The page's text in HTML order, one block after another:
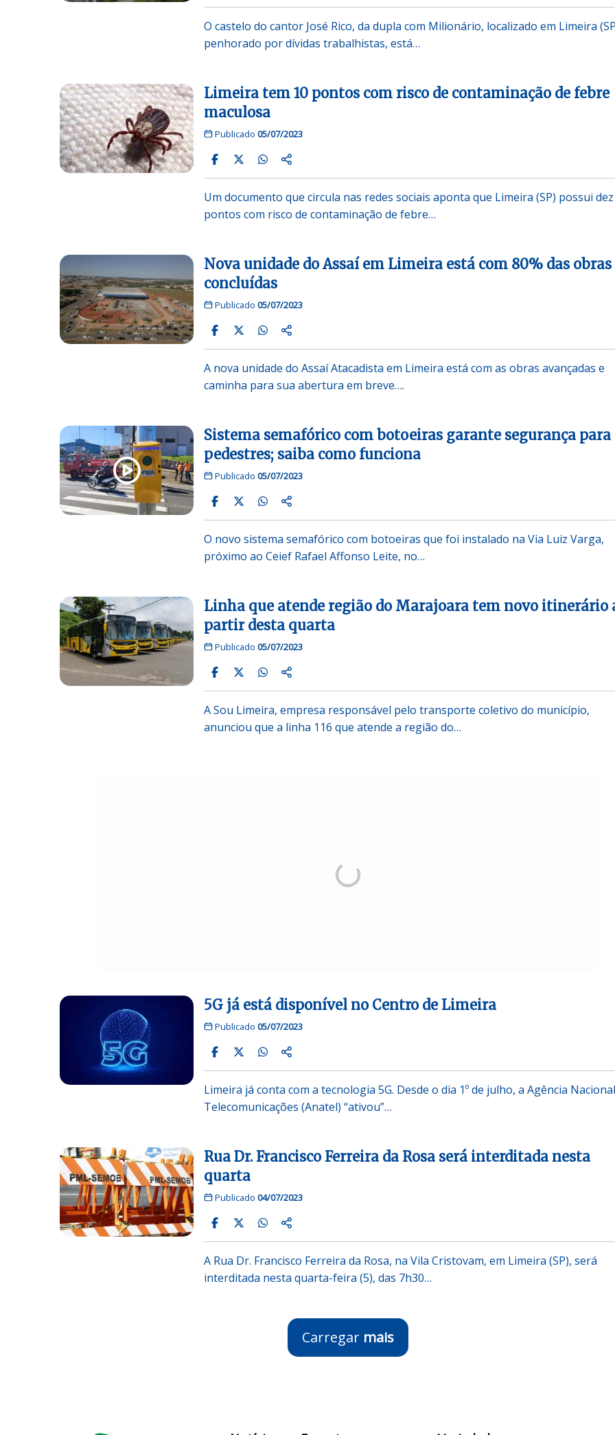
O castelo do cantor José Rico, da dupla com Milionário, localizado em Limeira
penhorado por dívidas trabalhistas, está…
Limeira tem 10 pontos com risco de contaminação de febre
maculosa
Publicado 05/07/2023
Um documento que circula nas redes sociais aponta que Limeira (SP) possui dez
pontos com risco de contaminação de febre…
Nova unidade do Assaí em Limeira está com 80% das obras
concluídas
Publicado 05/07/2023
A nova unidade do Assaí Atacadista em Limeira está com as obras avançadas e
caminha para sua abertura em breve….
Sistema semafórico com botoeiras garante segurança para
pedestres; saiba como funciona
Publicado 05/07/2023
O novo sistema semafórico com botoeiras que foi instalado na Via Luiz Varga,
próximo ao Ceief Rafael Affonso Leite, no…
Linha que atende região do Marajoara tem novo itinerário
partir desta quarta
Publicado 05/07/2023
A Sou Limeira, empresa responsável pelo transporte coletivo do município,
anunciou que a linha 116 que atende a região do…
5G já está disponível no Centro de Limeira
Publicado 05/07/2023
Limeira já conta com a tecnologia 5G. Desde o dia 1º de julho, a Agência
Telecomunicações (Anatel) “ativou”…
Rua Dr. Francisco Ferreira da Rosa será interditada nesta
quarta
Publicado 04/07/2023
A Rua Dr. Francisco Ferreira da Rosa, na Vila Cristovam, em Limeira (SP), será
interditada nesta quarta-feira (5), das 7h30…
Carregar mais